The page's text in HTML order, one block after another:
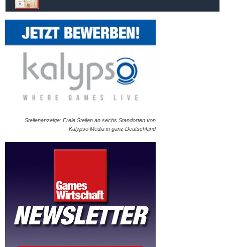
Stellenanzeige: Freie Stellen an sechs Standorten von
Kalypso Media in ganz Deutschland